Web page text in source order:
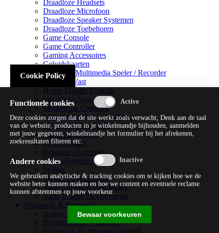
Draadloze Headsets
Draadloze Microfoon
Draadloze Speaker Systemen
Draadloze Toebehoren
Game Console
Game Controller
Gaming Accessoires
Geluidskaarten
Handheld Multimedia Speler / Recorder
Headsets Vast
Home Theater Systems
Microfoon Vast
Multimedia Consoles
Multimedia Mixer / Versterker
Multimedia Productie
Optical Disk Drive
Pc Videokaart
Repeater / Extender
Sound Systems Hi-fi
Splitter
Tuners En Recorders
Vaste Luidsprekersystemen
Vaste Zender En Ontvanger
Onderwijs & Recreatie
Andere Beveiligingssoftware
Boekhouding / Financiën
Cookie Policy
Functionele cookies
Deze cookies zorgen dat de site werkt zoals verwacht; Denk aan de taal
van de website, producten in je winkelmandje bijhouden, aanmelden
met jouw gegevens, winkelmandje het formulier bij het afrekenen,
zoekresultaten filteren etc.
Andere cookies
We gebruiken analytische & tracking cookies om te kijken hoe we de
website beter kunnen maken en hoe we content en eventuele reclame
kunnen afstemmen op jouw voorkeur.
Bewaar voorkeuren